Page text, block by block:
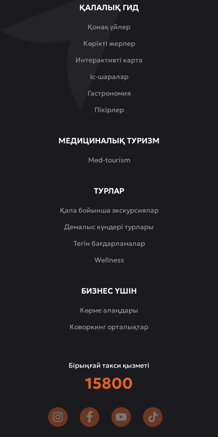
ҚАЛАЛЫҚ ГИД
Қонақ үйлер
Көрікті жерлер
Интерактивті карта
Іс-шаралар
Гастрономия
Пікірлер
МЕДИЦИНАЛЫҚ ТУРИЗМ
Med-tourism
ТУРЛАР
Қала бойынша экскурсиялар
Демалыс күндері турлары
Тегін бағдарламалар
Wellness
БИЗНЕС ҮШІН
Көрме алаңдары
Коворкинг орталықтар
Бірыңғай такси қызметі
15800